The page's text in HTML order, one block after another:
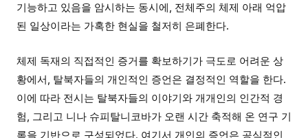
기능하고 있음을 암시하는 동시에, 전체주의 체제 아래 억압
된 일상이라는 가혹한 현실을 철저히 은폐한다.
체제 독재의 직접적인 증거를 확보하기가 극도로 어려운 상
황에서, 탈북자들의 개인적인 증언은 결정적인 역할을 한다.
이에 따라 전시는 탈북자들의 이야기와 개개인의 인간적 경
험, 그리고 니나 슈피탈니코바가 오랜 시간 축적해 온 연구 기
록을 기반으로 구성되었다. 여기서 개인의 증언은 공식적인